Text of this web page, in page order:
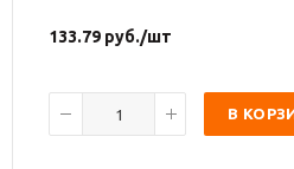
133.79 руб./шт
В